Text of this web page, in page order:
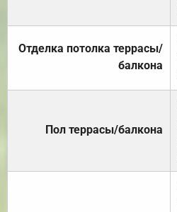
Отделка потолка террасы/
балкона
Пол террасы/балкона